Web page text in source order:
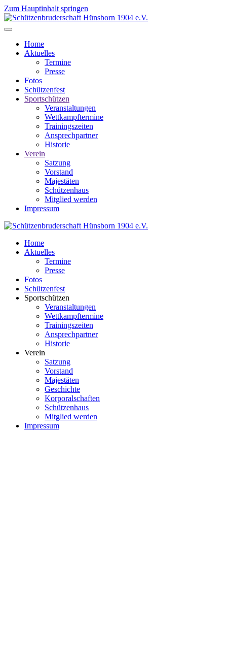
Zum Hauptinhalt springen
Home
Aktuelles
Termine
Presse
Fotos
Schützenfest
Sportschützen
Veranstaltungen
Wettkampftermine
Trainingszeiten
Ansprechpartner
Historie
Verein
Satzung
Vorstand
Majestäten
Schützenhaus
Mitglied werden
Impressum
Home
Aktuelles
Termine
Presse
Fotos
Schützenfest
Sportschützen
Veranstaltungen
Wettkampftermine
Trainingszeiten
Ansprechpartner
Historie
Verein
Satzung
Vorstand
Majestäten
Geschichte
Korporalschaften
Schützenhaus
Mitglied werden
Impressum